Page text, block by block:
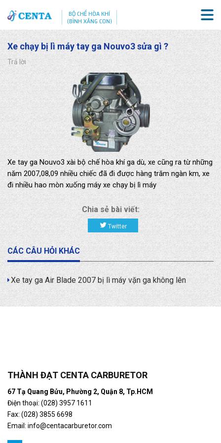
BỘ CHẾ HÒA KHÍ
(BÌNH XĂNG CON)
Xe chạy bị lì máy tay ga Nouvo3 sửa gì ?
Trả lời
Xe tay ga Nouvo3 xài bộ chế hòa khí ga dù, xe cũng ra từ những
năm 2007,08,09 nhiều chiếc đã đi được hàng trăm ngàn km, xe
đi nhiều hao mòn xuống máy xe chạy bị lì máy
Chia sẻ bài viết:
Twitter
CÁC CÂU HỎI KHÁC
Xe tay ga Air Blade 2007 bị lì máy vặn ga không lên
THÀNH ĐẠT CENTA CARBURETOR
67 Tạ Quang Bửu, Phường 2, Quận 8, Tp.HCM
Điện thoại: (028) 3957 1611
Fax: (028) 3855 6698
Email: info@centacarburetor.com